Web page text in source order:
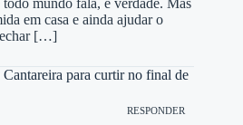
em casa e ainda ajudar o
[…]
Cantareira para curtir no final de
RESPONDER